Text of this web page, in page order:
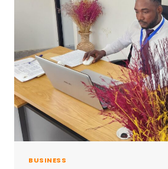
BUSINESS